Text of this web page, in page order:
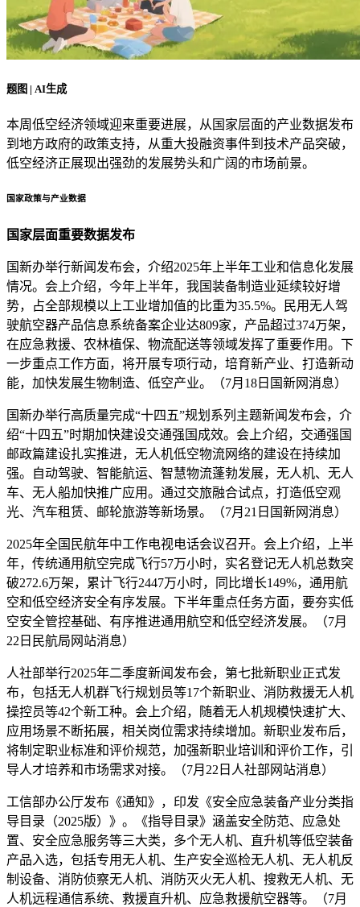
题图 | AI生成
本周低空经济领域迎来重要进展，从国家层面的产业数据发布
到地方政府的政策支持，从重大投融资事件到技术产品突破，
低空经济正展现出强劲的发展势头和广阔的市场前景。
国家政策与产业数据
国家层面重要数据发布
国新办举行新闻发布会，介绍2025年上半年工业和信息化发展
情况。会上介绍，今年上半年，我国装备制造业延续较好增
势，占全部规模以上工业增加值的比重为35.5%。民用无人驾
驶航空器产品信息系统备案企业达809家，产品超过374万架，
在应急救援、农林植保、物流配送等领域发挥了重要作用。下
一步重点工作方面，将开展专项行动，培育新产业、打造新动
能，加快发展生物制造、低空产业。（7月18日国新网消息）
国新办举行高质量完成“十四五”规划系列主题新闻发布会，介
绍“十四五”时期加快建设交通强国成效。会上介绍，交通强国
邮政篇建设扎实推进，无人机低空物流网络的建设在持续加
强。自动驾驶、智能航运、智慧物流蓬勃发展，无人机、无人
车、无人船加快推广应用。通过交旅融合试点，打造低空观
光、汽车租赁、邮轮旅游等新场景。（7月21日国新网消息）
2025年全国民航年中工作电视电话会议召开。会上介绍，上半
年，传统通用航空完成飞行57万小时，实名登记无人机总数突
破272.6万架，累计飞行2447万小时，同比增长149%，通用航
空和低空经济安全有序发展。下半年重点任务方面，要夯实低
空安全管控基础、有序推进通用航空和低空经济发展。（7月
22日民航局网站消息）
人社部举行2025年二季度新闻发布会，第七批新职业正式发
布，包括无人机群飞行规划员等17个新职业、消防救援无人机
操控员等42个新工种。会上介绍，随着无人机规模快速扩大、
应用场景不断拓展，相关岗位需求持续增加。新职业发布后，
将制定职业标准和评价规范，加强新职业培训和评价工作，引
导人才培养和市场需求对接。（7月22日人社部网站消息）
工信部办公厅发布《通知》，印发《安全应急装备产业分类指
导目录（2025版）》。《指导目录》涵盖安全防范、应急处
置、安全应急服务等三大类，多个无人机、直升机等低空装备
产品入选，包括专用无人机、生产安全巡检无人机、无人机反
制设备、消防侦察无人机、消防灭火无人机、搜救无人机、无
人机远程通信系统、救援直升机、应急救援航空器等。（7月